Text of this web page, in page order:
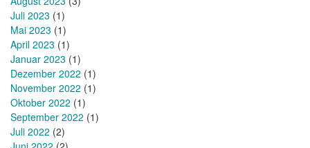
Juli 2023 (1)
Mai 2023 (1)
April 2023 (1)
Januar 2023 (1)
Dezember 2022 (1)
November 2022 (1)
Oktober 2022 (1)
September 2022 (1)
Juli 2022 (2)